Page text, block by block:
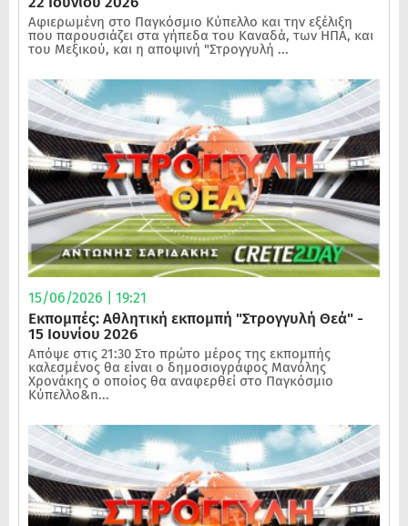
Αφιερωμένη στο Παγκόσμιο Κύπελλο και την εξέλιξη
που παρουσιάζει στα γήπεδα του Καναδά, των ΗΠΑ, και
του Μεξικού, και η αποψινή "Στρογγυλή ...
15/06/2026 | 19:21
Εκπομπές: Αθλητική εκπομπή "Στρογγυλή Θεά" -
15 Ιουνίου 2026
Απόψε στις 21:30 Στο πρώτο μέρος της εκπομπής
καλεσμένος θα είναι ο δημοσιογράφος Μανόλης
Χρονάκης ο οποίος θα αναφερθεί στο Παγκόσμιο
Κύπελλο&n...